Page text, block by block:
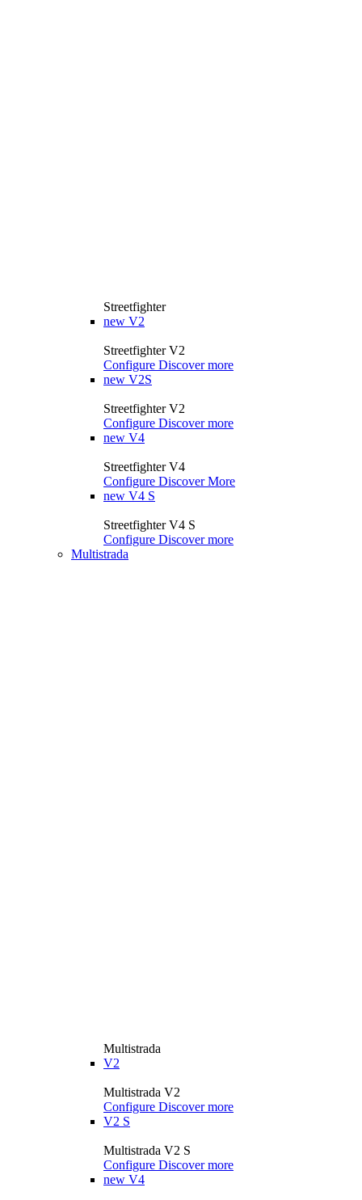
Streetfighter
new V2
Streetfighter V2
Configure Discover more
new V2S
Streetfighter V2
Configure Discover more
new V4
Streetfighter V4
Configure Discover More
new V4 S
Streetfighter V4 S
Configure Discover more
Multistrada
Multistrada
V2
Multistrada V2
Configure Discover more
V2 S
Multistrada V2 S
Configure Discover more
new V4